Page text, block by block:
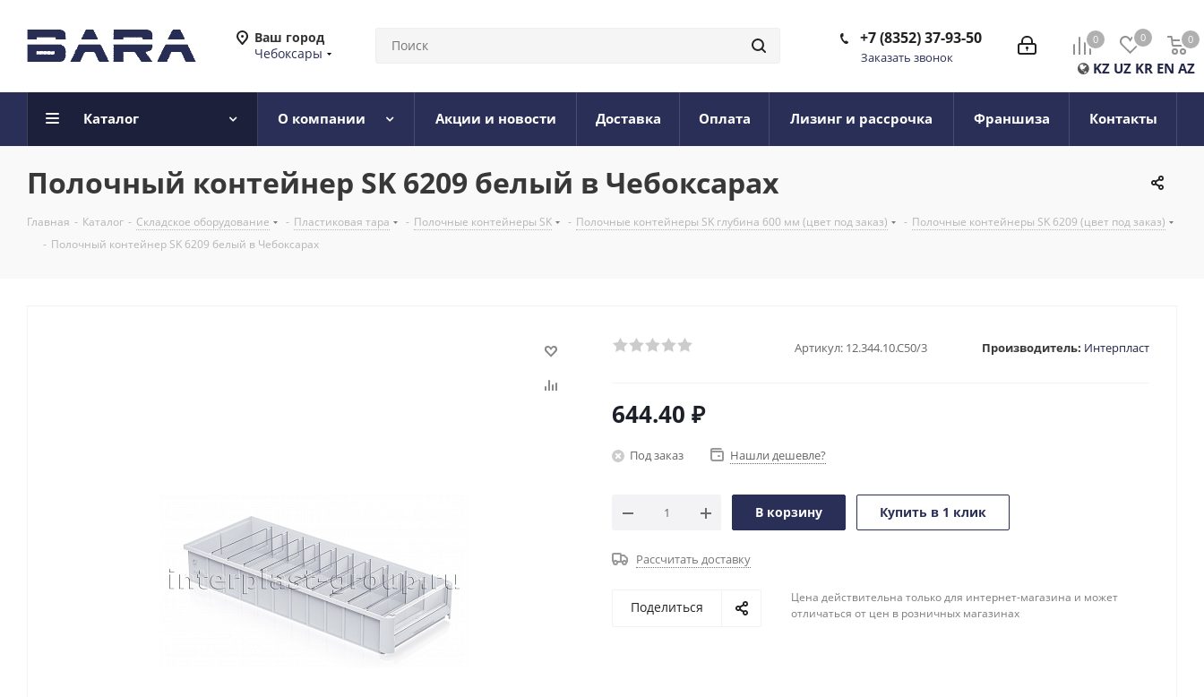
Ваш город
Чебоксары
0 0 0
0
KZ UZ KR EN AZ
+7 (8352) 37-93-50
Заказать звонок
Каталог О компании Акции и новости Доставка Оплата Лизинг и рассрочка Франшиза Контакты
Полочный контейнер SK 6209 белый в Чебоксарах
Главная - Каталог - Складское оборудование - Пластиковая тара - Полочные контейнеры SK - Полочные контейнеры SK глубина 600 мм (цвет под заказ) - Полочные контейнеры SK 6209 (цвет под заказ)
- Полочный контейнер SK 6209 белый в Чебоксарах
Артикул: 12.344.10.С50/3 Производитель: Интерпласт
644.40 ₽
Под заказ Нашли дешевле?
В корзину Купить в 1 клик
Рассчитать доставку
Поделиться
Цена действительна только для интернет-магазина и может
отличаться от цен в розничных магазинах